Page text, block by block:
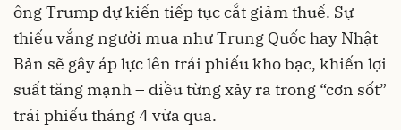
ông Trump dự kiến tiếp tục cắt giảm thuế. Sự
thiếu vắng người mua như Trung Quốc hay Nhật
Bản sẽ gây áp lực lên trái phiếu kho bạc, khiến lợi
suất tăng mạnh – điều từng xảy ra trong “cơn sốt”
trái phiếu tháng 4 vừa qua.